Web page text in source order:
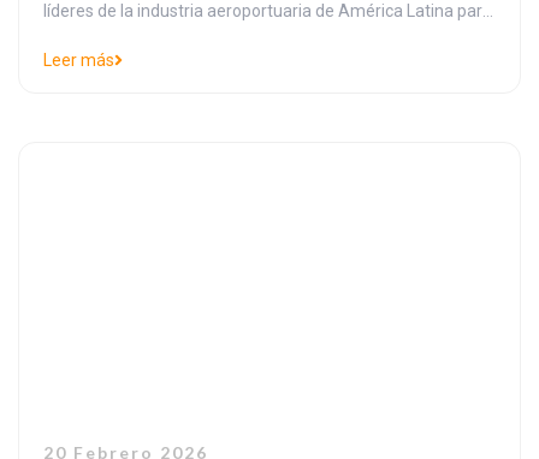
líderes de la industria aeroportuaria de América Latina para
inversión, empleo y competitividad. El evento es organizado
Leer más
20 Febrero 2026